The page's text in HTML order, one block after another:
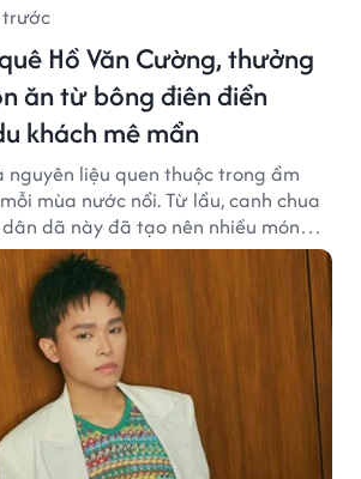
Hồ Văn Cường, thưởng
ăn từ bông điên điển
khách mê mẩn
nguyên liệu quen thuộc trong ẩm
mùa nước nổi. Từ lẩu, canh chua
dã này đã tạo nên nhiều món
khó quên.